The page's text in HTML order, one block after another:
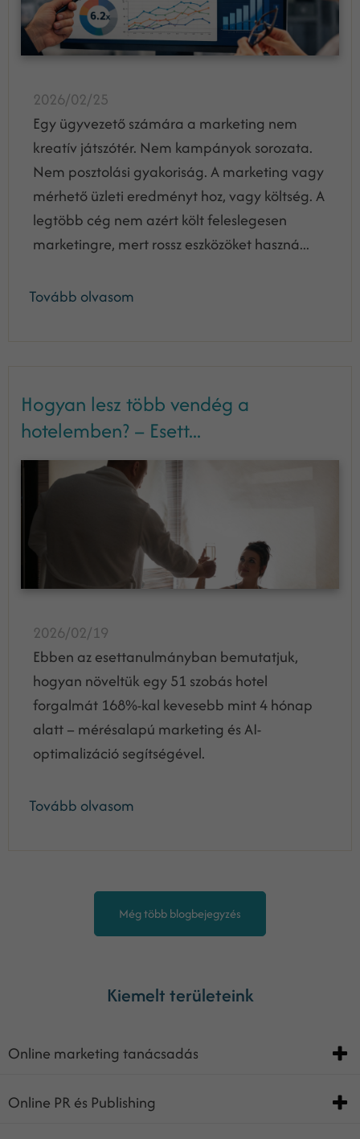
2026/02/25
Egy ügyvezető számára a marketing nem
kreatív játszótér. Nem kampányok sorozata.
Nem posztolási gyakoriság. A marketing vagy
mérhető üzleti eredményt hoz, vagy költség. A
legtöbb cég nem azért költ feleslegesen
marketingre, mert rossz eszközöket haszná...
Tovább olvasom
Hogyan lesz több vendég a
hotelemben? – Esett...
2026/02/19
Ebben az esettanulmányban bemutatjuk,
hogyan növeltük egy 51 szobás hotel
forgalmát 168%-kal kevesebb mint 4 hónap
alatt – mérésalapú marketing és AI-
optimalizáció segítségével.
Tovább olvasom
Még több blogbejegyzés
Kiemelt területeink
Online marketing tanácsadás
Online PR és Publishing